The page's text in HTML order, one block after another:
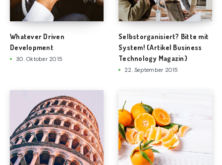
Whatever Driven
Development
30. Oktober 2015
Selbstorganisiert? Bitte mit
System! (Artikel Business
Technology Magazin)
22. September 2015